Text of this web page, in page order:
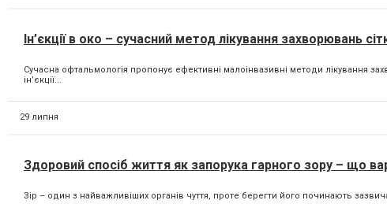
Ін’єкції в око – сучасний метод лікування захворювань
Сучасна офтальмологія пропонує ефективні малоінвазивні методи лікування
ін’єкції...
29 липня
Здоровий спосіб життя як запорука гарного зору – що
Зір – один з найважливіших органів чуття, проте берегти його починають